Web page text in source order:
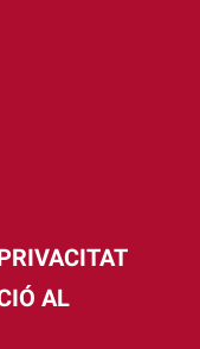
AL